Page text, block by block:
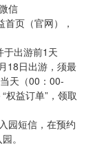
信
首页（官网），
于出游前1天
18日出游，须最
天（00：00-
权益订单”，领取
园短信，在预约
。